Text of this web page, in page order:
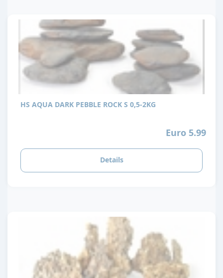
HS AQUA DARK PEBBLE ROCK S 0,5-2KG
Euro 5.99
Details